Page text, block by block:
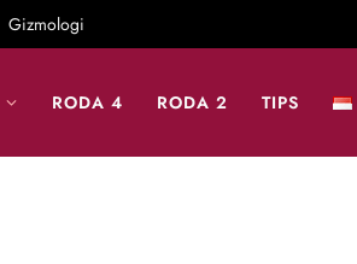
Gizmologi
RODA 4 RODA 2 TIPS